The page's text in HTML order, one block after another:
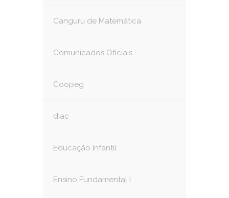
Canguru de Matemática
Comunicados Oficiais
Coopeg
diac
Educação Infantil
Ensino Fundamental I